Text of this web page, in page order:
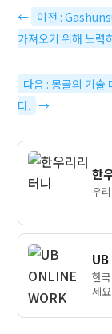
← 이전 :
가져오기 위해 노력
다음 : 몽골의 기술
다. →
한
우
UB
한
세요